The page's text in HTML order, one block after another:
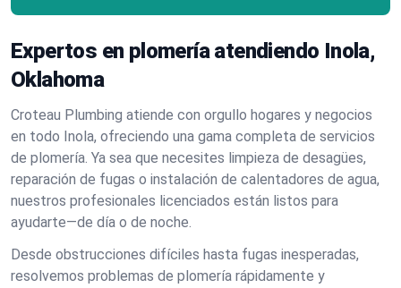
Expertos en plomería atendiendo Inola,
Oklahoma
Croteau Plumbing atiende con orgullo hogares y negocios
en todo Inola, ofreciendo una gama completa de servicios
de plomería. Ya sea que necesites limpieza de desagües,
reparación de fugas o instalación de calentadores de agua,
nuestros profesionales licenciados están listos para
ayudarte—de día o de noche.
Desde obstrucciones difíciles hasta fugas inesperadas,
resolvemos problemas de plomería rápidamente y